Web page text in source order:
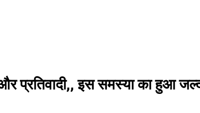
प्रतिवादी,, इस समस्या का हुआ